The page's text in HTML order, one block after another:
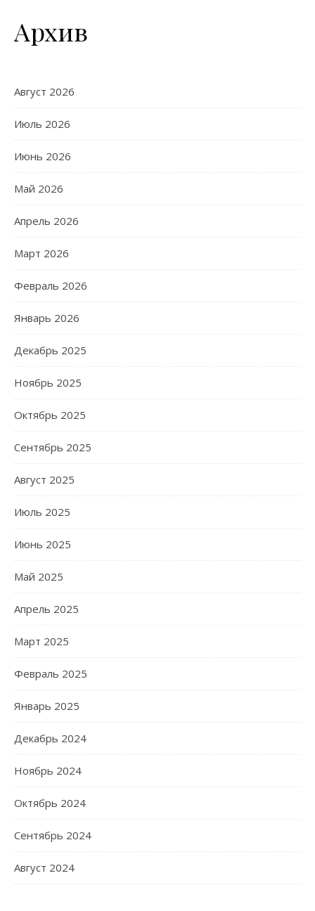
Архив
Август 2026
Июль 2026
Июнь 2026
Май 2026
Апрель 2026
Март 2026
Февраль 2026
Январь 2026
Декабрь 2025
Ноябрь 2025
Октябрь 2025
Сентябрь 2025
Август 2025
Июль 2025
Июнь 2025
Май 2025
Апрель 2025
Март 2025
Февраль 2025
Январь 2025
Декабрь 2024
Ноябрь 2024
Октябрь 2024
Сентябрь 2024
Август 2024